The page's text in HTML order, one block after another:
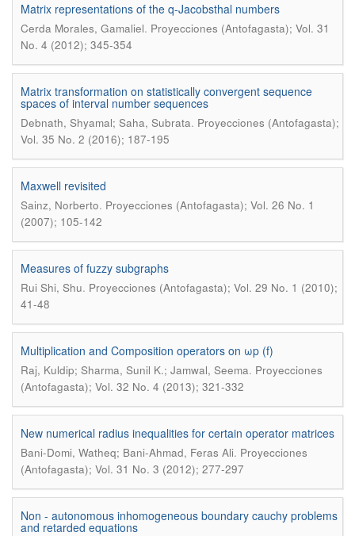
Matrix representations of the q-Jacobsthal numbers
Cerda Morales, Gamaliel. Proyecciones (Antofagasta); Vol. 31
No. 4 (2012); 345-354
Matrix transformation on statistically convergent sequence
spaces of interval number sequences
Debnath, Shyamal; Saha, Subrata. Proyecciones (Antofagasta);
Vol. 35 No. 2 (2016); 187-195
Maxwell revisited
Sainz, Norberto. Proyecciones (Antofagasta); Vol. 26 No. 1
(2007); 105-142
Measures of fuzzy subgraphs
Rui Shi, Shu. Proyecciones (Antofagasta); Vol. 29 No. 1 (2010);
41-48
Multiplication and Composition operators on ωp (f)
Raj, Kuldip; Sharma, Sunil K.; Jamwal, Seema. Proyecciones
(Antofagasta); Vol. 32 No. 4 (2013); 321-332
New numerical radius inequalities for certain operator matrices
Bani-Domi, Watheq; Bani-Ahmad, Feras Ali. Proyecciones
(Antofagasta); Vol. 31 No. 3 (2012); 277-297
Non - autonomous inhomogeneous boundary cauchy problems
and retarded equations